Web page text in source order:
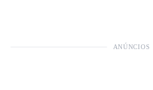
ANÚNCIOS